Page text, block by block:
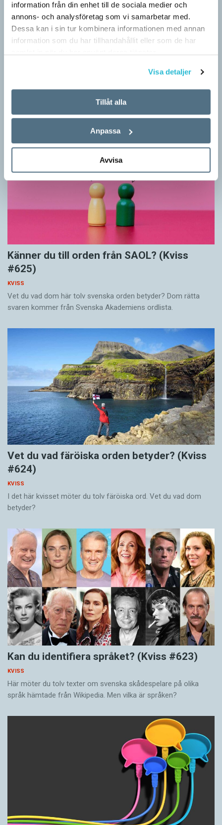
information från din enhet till de sociala medier och
annons- och analysföretag som vi samarbetar med.
Dessa kan i sin tur kombinera informationen med annan
information som du har tillhandahållit eller som de har
Visa detaljer
Tillåt alla
Anpassa
Avvisa
Vilket språk är detta? (Kviss #626)
Känner du till orden från SAOL? (Kviss
#625)
KVISS
Vet du vad dom här tolv svenska orden betyder? Dom rätta
svaren kommer från Svenska Akademiens ordlista.
Vet du vad färöiska orden betyder? (Kviss
#624)
KVISS
I det här kvisset möter du tolv färöiska ord. Vet du vad dom
betyder?
Kan du identifiera språket? (Kviss #623)
KVISS
Här möter du tolv texter om svenska skådespelare på olika
språk hämtade från Wikipedia. Men vilka är språken?